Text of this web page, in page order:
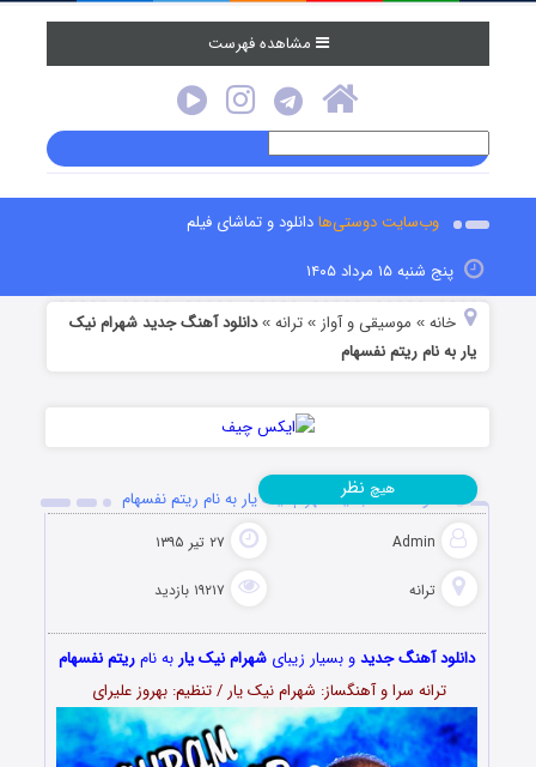
مشاهده فهرست
وب‌سایت دوستی‌هادانلود و تماشای فیلم
پنج شنبه ۱۵ مرداد ۱۴۰۵
خانه » موسیقی و آواز »ترانه »دانلود آهنگ جدید شهرام نیک
یار به نام ریتم نفسهام
دانلود آهنگ جدید شهرام نیک یار به نام ریتم نفسهام
Admin ۲۷ تیر ۱۳۹۵
ترانه ۱۹۲۱۷ بازدید
هیچ نظر
دانلود آهنگ جدیدو بسیار زیبای شهرام نیک یار به نامریتم نفسهام
ترانه سرا و آهنگساز: شهرام نیک یار / تنظیم: بهروز علیرای